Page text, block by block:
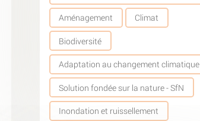
Aménagement Climat
Biodiversité
Adaptation au changement climatique
Solution fondée sur la nature - SfN
Inondation et ruissellement